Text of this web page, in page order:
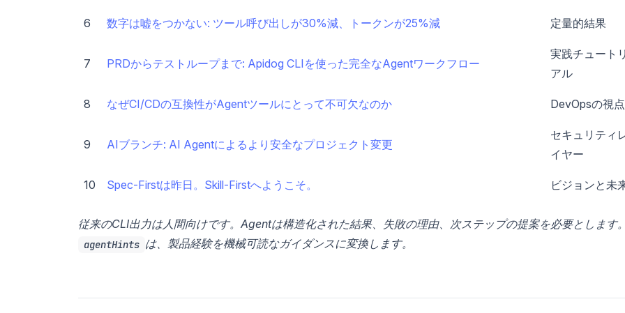
6 数字は嘘をつかない: ツール呼び出しが30%減、トークンが25%減 定量的結果
7 PRDからテストループまで: Apidog CLIを使った完全なAgentワークフロー
実践チュート
アル
8 なぜCI/CDの互換性がAgentツールにとって不可欠なのか DevOpsの視点
9 AIブランチ: AI Agentによるより安全なプロジェクト変更
セキュリティ
イヤー
10 Spec-Firstは昨日。Skill-Firstへようこそ。 ビジョンと未
従来のCLI出力は人間向けです。Agentは構造化された結果、失敗の理由、次ステップの提案を必要とします
agentHints は、製品経験を機械可読なガイダンスに変換します。